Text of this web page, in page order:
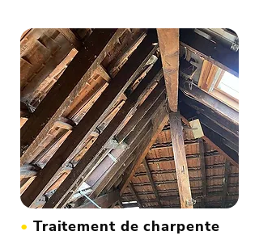
• Traitement de charpente